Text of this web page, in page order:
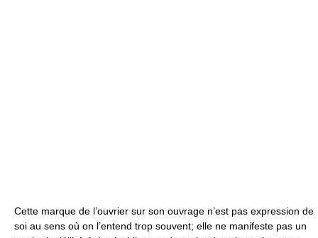
Cette marque de l’ouvrier sur son ouvrage n’est pas expression de
soi au sens où on l’entend trop souvent; elle ne manifeste pas un